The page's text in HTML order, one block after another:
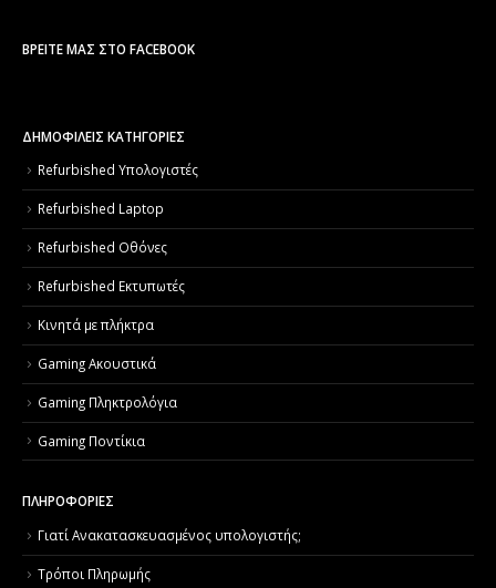
ΒΡΕΊΤΕ ΜΑΣ ΣΤΟ FACEBOOK
ΔΗΜΟΦΙΛΕΙΣ ΚΑΤΗΓΟΡΙΕΣ
Refurbished Υπολογιστές
Refurbished Laptop
Refurbished Οθόνες
Refurbished Εκτυπωτές
Κινητά με πλήκτρα
Gaming Ακουστικά
Gaming Πληκτρολόγια
Gaming Ποντίκια
ΠΛΗΡΟΦΟΡΙΕΣ
Γιατί Aνακατασκευασμένος υπολογιστής;
Τρόποι Πληρωμής